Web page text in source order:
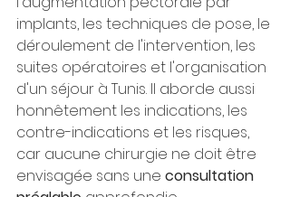
implants, les techniques de pose, le
déroulement de l'intervention, les
suites opératoires et l'organisation
d'un séjour à Tunis. Il aborde aussi
honnêtement les indications, les
contre-indications et les risques,
car aucune chirurgie ne doit être
envisagée sans une consultation